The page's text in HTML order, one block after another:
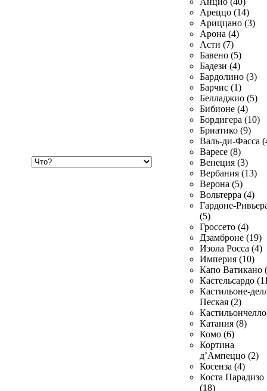
Ареццо (14)
Ариццано (3)
Арона (4)
Асти (7)
Бавено (5)
Бадези (4)
Бардолино (3)
Барчис (1)
Белладжио (5)
Бибионе (4)
Бордигера (10)
Бриатико (9)
Валь-ди-Фасса
Варесе (8)
Венеция (3)
Вербания (13)
Верона (5)
Вольтерра (4)
Гардоне-
(5)
Гроссето (4)
Дзамброне (19)
Изола Росса (4)
Империя (10)
Капо Ватикано
Кастельсардо
Кастильоне-
Пеская (2)
Катания (8)
Комо (6)
Кортина
д’Ампеццо (2)
Косенза (4)
Коста Парадизо
(18)